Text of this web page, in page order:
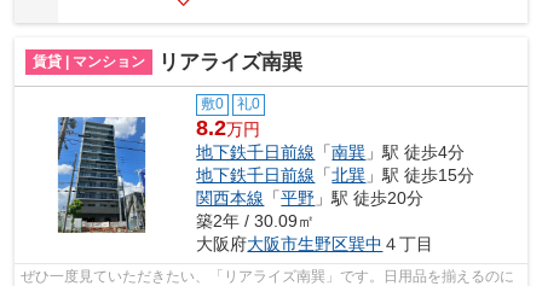
賃貸 | マンション リアライズ南巽
敷0 礼0
8.2万円
地下鉄千日前線 「南巽 」駅 徒歩4分
地下鉄千日前線 「北巽 」駅 徒歩15分
関西本線 「平野 」駅 徒歩20分
築2年 / 30.09㎡
大阪府大阪市生野区巽中 ４丁目
ぜひ一度見ていただきたい、「リアライズ南巽」です。日用品を揃えるのに